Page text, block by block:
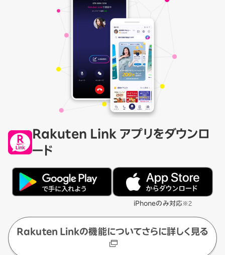
Rakuten Link アプリをダウンロ
ード
iPhoneのみ対応※2
Rakuten Linkの機能についてさらに詳しく見る